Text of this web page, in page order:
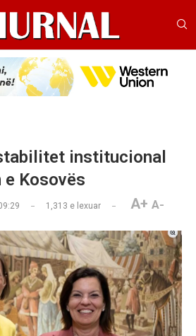
institucional
e Kosovës
1,313 e lexuar A+ A-